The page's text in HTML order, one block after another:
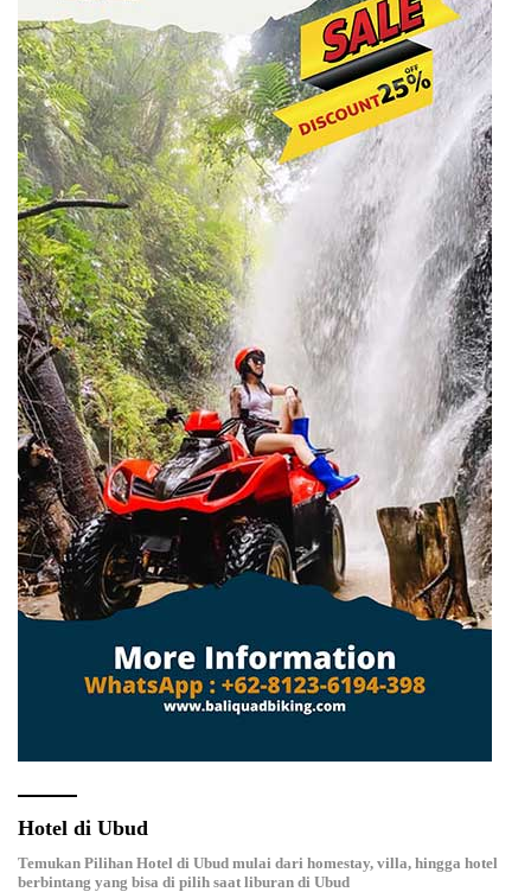
Hotel di Ubud
Temukan Pilihan Hotel di Ubud mulai dari homestay, villa, hingga hotel
berbintang yang bisa di pilih saat liburan di Ubud